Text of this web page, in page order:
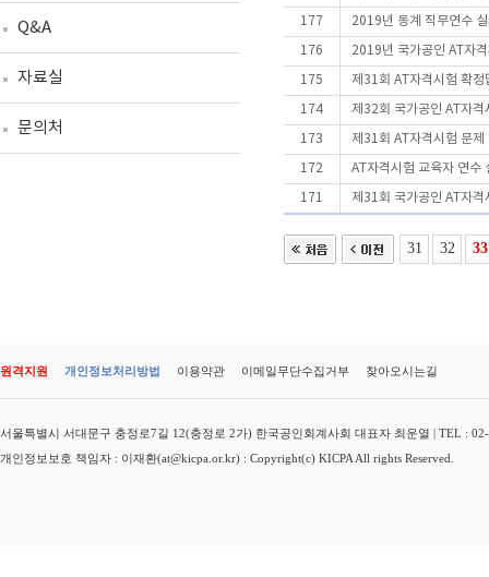
Q&A
자료실
문의처
177 2019년 동계 직무연수
176 2019년 국가공인 AT자
175 제31회 AT자격시험 확정
174 제32회 국가공인 AT자격
173 제31회 AT자격시험 문
172 AT자격시험 교육자 연수
171 제31회 국가공인 AT자격
31 32 33
원격지원 개인정보처리방법 이용약관 이메일무단수집거부 찾아오시는길
서울특별시 서대문구 충정로7길 12(충정로 2가) 한국공인회계사회 대표자 최운열 | TEL :
개인정보보호 책임자 : 이재환(at@kicpa.or.kr) : Copyright(c) KICPA All rights Reserved.